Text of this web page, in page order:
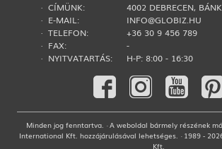
· CÍMÜNK:
4002 DEBRECEN,
· E-MAIL:
INFO@GLOBIZ.HU
· TELEFON:
+36 30 9 456 789
· FAX:
-
· NYITVATARTÁS:
H-P: 8:00 - 16:30
Minden jog fenntartva. · A weboldal bármely részének
International Kft. hozzájárulásával lehetséges. · 1989 -
Kft.